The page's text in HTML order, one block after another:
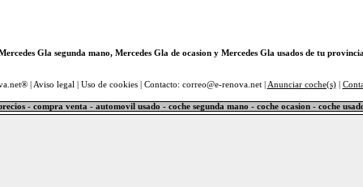
Gla segunda mano, Mercedes Gla de ocasion y Mercedes Gla usados de tu provincia
| Aviso legal Uso de cookies| Contacto: correo@e-renova.net | Anunciar coche(s)|
- compra venta - automovil usado - coche segunda mano - coche ocasion - coche